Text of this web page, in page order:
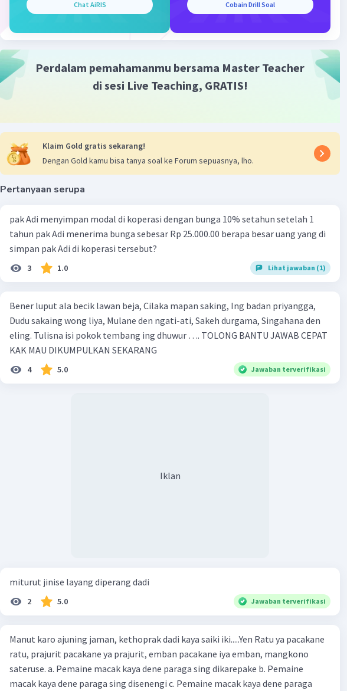
Chat AiRIS Cobain Drill Soal
Perdalam pemahamanmu bersama Master Teacher
di sesi Live Teaching, GRATIS!
Klaim Gold gratis sekarang!
Dengan Gold kamu bisa tanya soal ke Forum sepuasnya, lho.
Pertanyaan serupa
pak Adi menyimpan modal di koperasi dengan bunga 10% setahun setelah 1
tahun pak Adi menerima bunga sebesar Rp 25.000.00 berapa besar uang yang di
simpan pak Adi di koperasi tersebut?
3 1.0 Lihat jawaban (1)
Bener luput ala becik lawan beja, Cilaka mapan saking, Ing badan priyangga,
Dudu sakaing wong liya, Mulane den ngati-ati, Sakeh durgama, Singahana den
eling. Tulisna isi pokok tembang ing dhuwur …. TOLONG BANTU JAWAB CEPAT
KAK MAU DIKUMPULKAN SEKARANG
4 5.0 Jawaban terverifikasi
Iklan
miturut jinise layang diperang dadi
2 5.0 Jawaban terverifikasi
Manut karo ajuning jaman, kethoprak dadi kaya saiki iki.....Yen Ratu ya pacakane
ratu, prajurit pacakane ya prajurit, emban pacakane iya emban, mangkono
sateruse. a. Pemaine macak kaya dene paraga sing dikarepake b. Pemaine
macak kaya dene paraga sing disenengi c. Pemaine macak kaya dene paraga